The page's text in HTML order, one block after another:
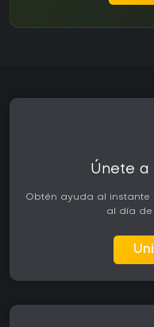
Únete a
Obtén ayuda al instante
al día de